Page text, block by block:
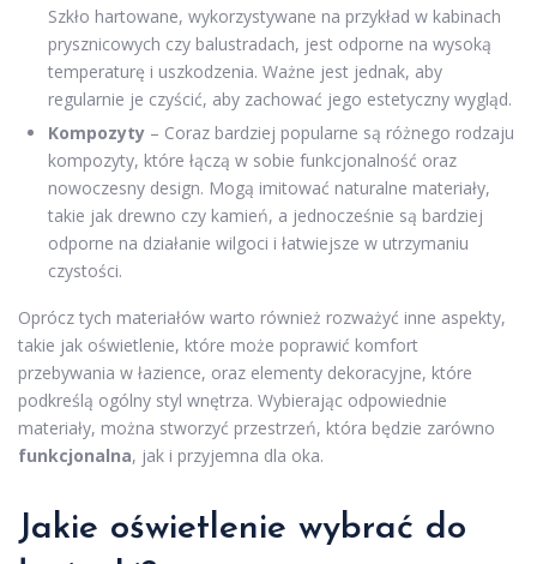
Szkło hartowane, wykorzystywane na przykład w kabinach
prysznicowych czy balustradach, jest odporne na wysoką
temperaturę i uszkodzenia. Ważne jest jednak, aby
regularnie je czyścić, aby zachować jego estetyczny wygląd.
Kompozyty – Coraz bardziej popularne są różnego rodzaju
kompozyty, które łączą w sobie funkcjonalność oraz
nowoczesny design. Mogą imitować naturalne materiały,
takie jak drewno czy kamień, a jednocześnie są bardziej
odporne na działanie wilgoci i łatwiejsze w utrzymaniu
czystości.
Oprócz tych materiałów warto również rozważyć inne aspekty,
takie jak oświetlenie, które może poprawić komfort
przebywania w łazience, oraz elementy dekoracyjne, które
podkreślą ogólny styl wnętrza. Wybierając odpowiednie
materiały, można stworzyć przestrzeń, która będzie zarówno
funkcjonalna, jak i przyjemna dla oka.
Jakie oświetlenie wybrać do